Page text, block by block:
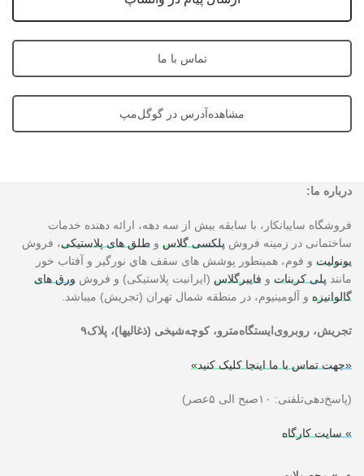
تماس با ما
مشاهده‌آدرس در گوگل‌مپ
درباره ما:
فروشگاه سايبانکار، با سابقه بيش از سه دهه، ارائه دهنده خدمات
ساختمانی در زمينه فروش پلکسی گلاس و طلق های پلاستیکی، فروش
يونوليت و فوم، همينطور پوشش های سقف هاي نورگير و آفتاب خور
مانند پلی کربنات و فايبرگلاس (ايرانيت پلاستيکی) و فروش ورق های
گالوانيزه و آلومینیوم، در منطقه شمال تهران (تجريش) ميباشد.
تجریش، روبروی‌ایستگاه‌مترو، کوچه‌شیخی (ذغالیها)، پلاک٩
«جهت تماس با ما اینجا کلیک کنید»
(پاسخ‌دهی‌تلفنی: ۱۰صبح الی ۵عصر)
» سایت کارگاه